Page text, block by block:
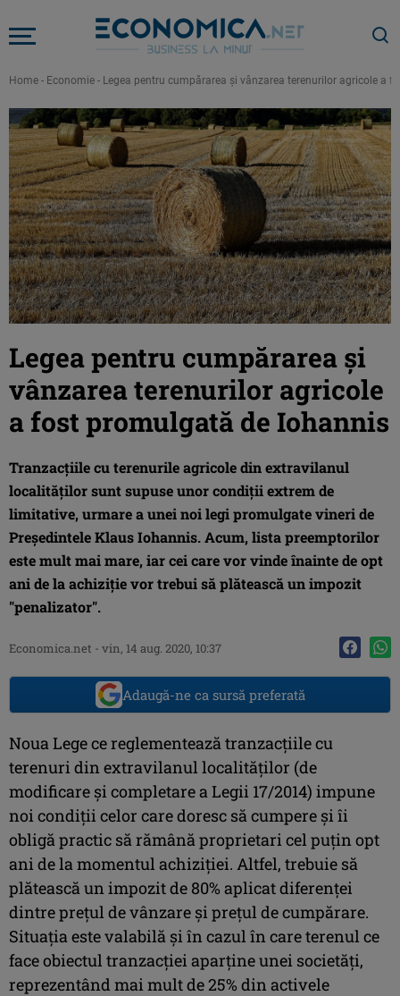
Home - Economie - Legea pentru cumpărarea şi vânzarea terenurilor agricole a
Legea pentru cumpărarea şi
vânzarea terenurilor agricole
a fost promulgată de Iohannis
Tranzacțiile cu terenurile agricole din extravilanul
localităților sunt supuse unor condiții extrem de
limitative, urmare a unei noi legi promulgate vineri de
Preşedintele Klaus Iohannis. Acum, lista preemptorilor
este mult mai mare, iar cei care vor vinde înainte de opt
ani de la achiziție vor trebui să plătească un impozit
"penalizator".
Economica.net - vin, 14 aug. 2020, 10:37
Adaugă-ne ca sursă preferată
Noua Lege ce reglementează tranzacțiile cu
terenuri din extravilanul localităților (de
modificare și completare a Legii 17/2014) impune
noi condiții celor care doresc să cumpere și îi
obligă practic să rămână proprietari cel puțin opt
ani de la momentul achiziției. Altfel, trebuie să
plătească un impozit de 80% aplicat diferenței
dintre prețul de vânzare și prețul de cumpărare.
Situația este valabilă și în cazul în care terenul ce
face obiectul tranzacției aparține unei societăți,
reprezentând mai mult de 25% din activele